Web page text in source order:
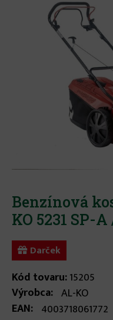
Benzínová
KO 5231 SP-
Darček
Kód tovaru:15205
Výrobca: AL-KO
EAN: 4003718061772